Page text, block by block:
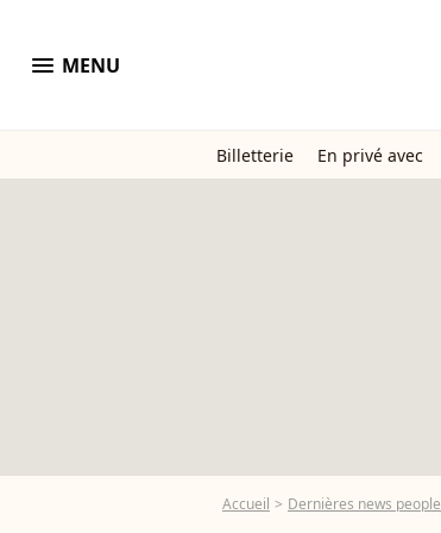
menu MENU
Billetterie En privé avec
Accueil Dernières news people